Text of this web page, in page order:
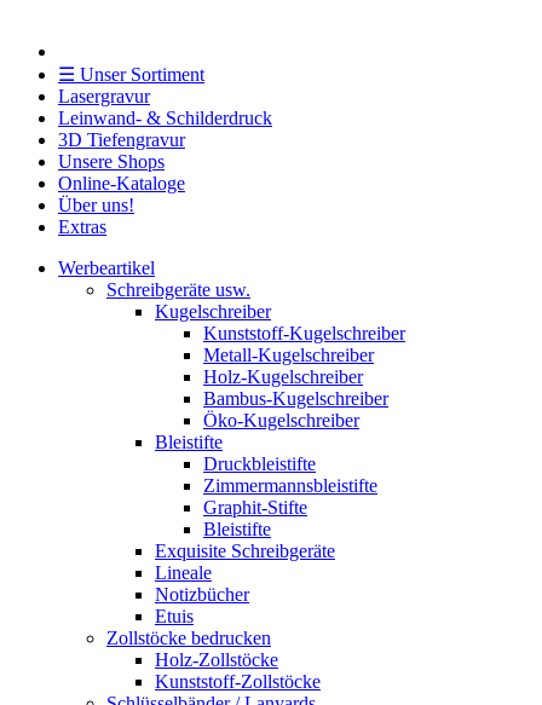
☰ Unser Sortiment
Lasergravur
Leinwand- & Schilderdruck
3D Tiefengravur
Unsere Shops
Online-Kataloge
Über uns!
Extras
Werbeartikel
Schreibgeräte usw.
Kugelschreiber
Kunststoff-Kugelschreiber
Metall-Kugelschreiber
Holz-Kugelschreiber
Bambus-Kugelschreiber
Öko-Kugelschreiber
Bleistifte
Druckbleistifte
Zimmermannsbleistifte
Graphit-Stifte
Bleistifte
Exquisite Schreibgeräte
Lineale
Notizbücher
Etuis
Zollstöcke bedrucken
Holz-Zollstöcke
Kunststoff-Zollstöcke